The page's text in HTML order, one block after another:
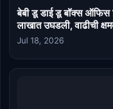
बेबी डू डाई डू बॉक्स ऑफिस
लाखात उघडली, वाढीची
Jul 18, 2026